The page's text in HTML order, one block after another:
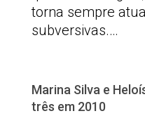
torna sempre
subversivas.…
Marina Silva e
três em 2010